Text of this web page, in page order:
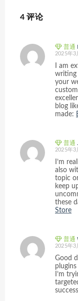
4 评论
普通
2025年3
I am
writing
your
blog
made:
普通
2025年3
I’m
also
topic
keep
these
Store
普通
2025年3
Good
I’m